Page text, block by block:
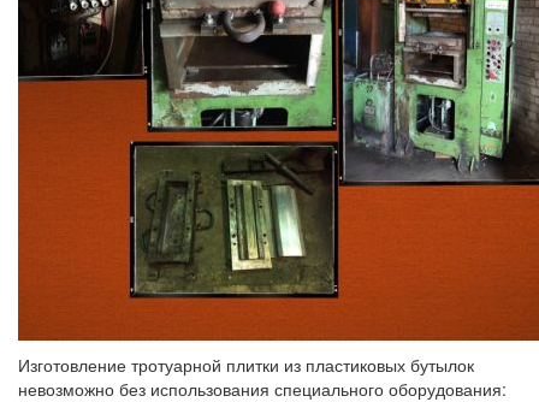
Изготовление тротуарной плитки из пластиковых бутылок
невозможно без использования специального оборудования: